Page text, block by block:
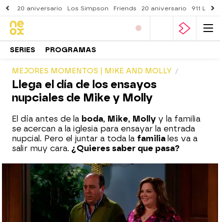
20 aniversario Los Simpson Friends 20 aniversario 911
SERIES PROGRAMAS
MEJORES MOMENTOS | MIKE AND MOLLY
Llega el día de los ensayos
nupciales de Mike y Molly
El día antes de la boda, Mike, Molly y la familia
se acercan a la iglesia para ensayar la entrada
nupcial. Pero el juntar a toda la familia les va a
salir muy cara. ¿Quieres saber que pasa?